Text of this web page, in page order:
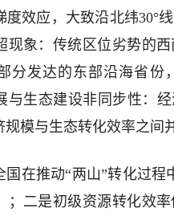
度效应，大致沿北纬30°
现象：传统区位劣势的
分发达的东部沿海省份
与生态建设非同步性：
模与生态转化效率之间
国在推动“两山”转化过
；二是初级资源转化效